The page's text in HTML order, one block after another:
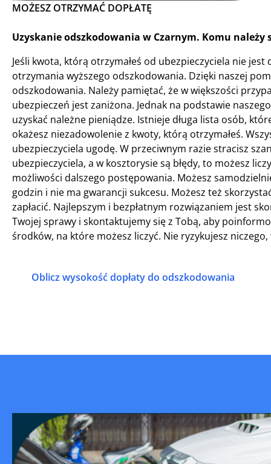
MOŻESZ OTRZYMAĆ DOPŁATĘ
Uzyskanie odszkodowania w Czarnym. Komu należy
Jeśli kwota, którą otrzymałeś od ubezpieczyciela nie
otrzymania wyższego odszkodowania. Dzięki naszej
odszkodowania. Należy pamiętać, że w większości
ubezpieczeń jest zaniżona. Jednak na podstawie
uzyskać należne pieniądze. Istnieje długa lista osób,
okażesz niezadowolenie z kwoty, którą otrzymałeś.
ubezpieczyciela ugodę. W przeciwnym razie stracisz
ubezpieczyciela, a w kosztorysie są błędy, to możesz
możliwości dalszego postępowania. Możesz
godzin i nie ma gwarancji sukcesu. Możesz też
zapłacić. Najlepszym i bezpłatnym rozwiązaniem jest
Twojej sprawy i skontaktujemy się z Tobą, aby
środków, na które możesz liczyć. Nie ryzykujesz
Oblicz wysokość dopłaty do odszkodowania